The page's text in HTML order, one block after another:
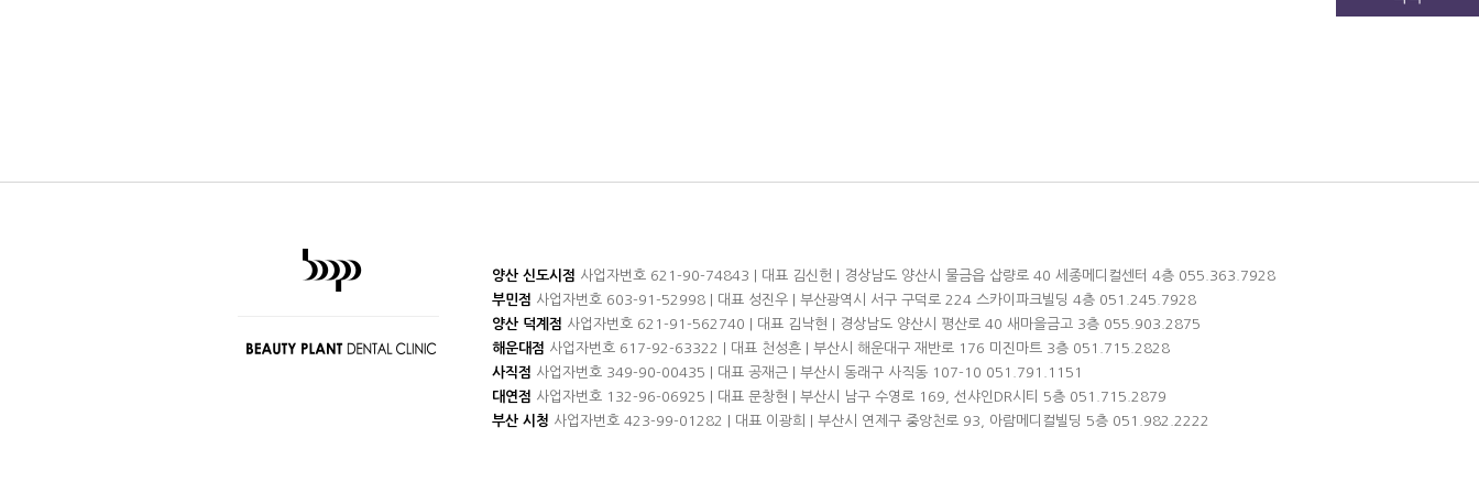
양산 신도시점 사업자번호 621-90-74843 | 대표 김신헌 | 경상남도 양산시 물금읍 삽량로 40 세종메디컬센터 4층 055.363.7928
부민점 사업자번호 603-91-52998 | 대표 성진우 | 부산광역시 서구 구덕로 224 스카이파크빌딩 4층 051.245.7928
양산 덕계점 사업자번호 621-91-562740 | 대표 김낙현 | 경상남도 양산시 평산로 40 새마을금고 3층 055.903.2875
해운대점 사업자번호 617-92-63322 | 대표 천성흔 | 부산시 해운대구 재반로 176 미진마트 3층 051.715.2828
사직점 사업자번호 349-90-00435 | 대표 공재근 | 부산시 동래구 사직동 107-10 051.791.1151
대연점 사업자번호 132-96-06925 | 대표 문창현 | 부산시 남구 수영로 169, 선샤인DR시티 5층 051.715.2879
부산 시청 사업자번호 423-99-01282 | 대표 이광희 | 부산시 연제구 중앙천로 93, 아람메디컬빌딩 5층 051.982.2222